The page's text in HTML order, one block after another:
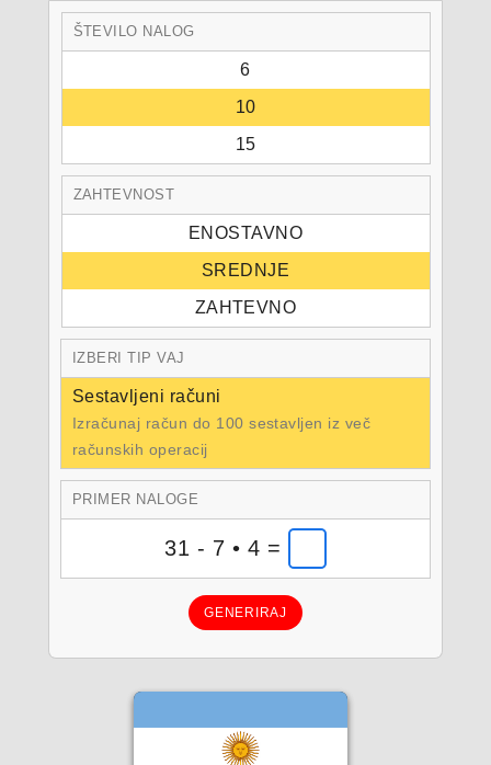
ŠTEVILO NALOG
6
10
15
ZAHTEVNOST
ENOSTAVNO
SREDNJE
ZAHTEVNO
IZBERI TIP VAJ
Sestavljeni računi
Izračunaj račun do 100 sestavljen iz več
računskih operacij
PRIMER NALOGE
31 - 7 • 4 =
GENERIRAJ